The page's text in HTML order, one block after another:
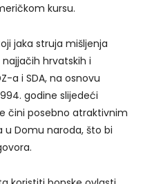
kursu.
jaka struja mišljenja
hrvatskih i
a i SDA, na osnovu
godine slijedeći
čini posebno atraktivnim
Domu naroda, što bi